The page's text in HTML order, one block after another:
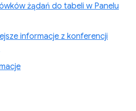
żądań do tabeli w Panelu
informacje z konferencji